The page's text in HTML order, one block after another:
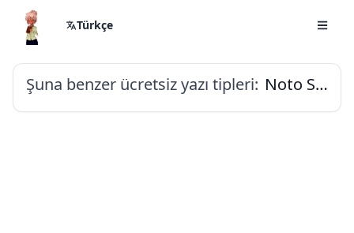
Türkçe
Şuna benzer ücretsiz yazı tipleri: Noto Sans Tagbanwa